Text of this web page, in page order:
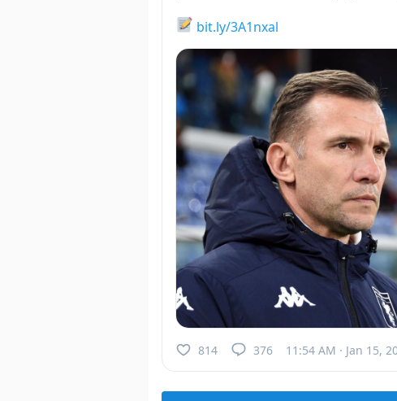
bit.ly/3A1nxal
814 376 11:54 AM · Jan 15,